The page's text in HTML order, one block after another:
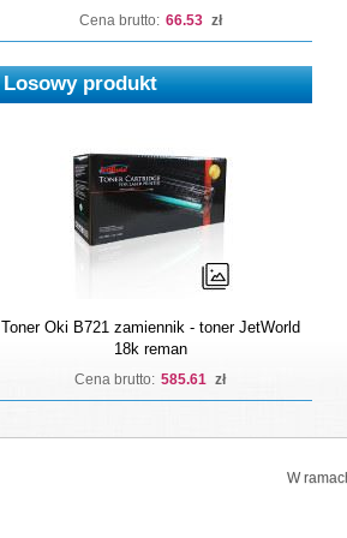
Cena brutto: 66.53 zł
Losowy produkt
Toner Oki B721 zamiennik - toner JetWorld
18k reman
Cena brutto: 585.61 zł
W